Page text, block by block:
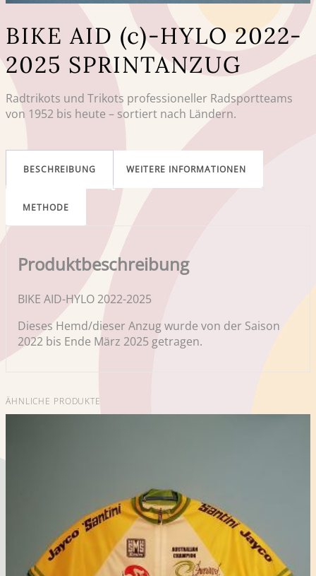
BIKE AID (c)-HYLO 2022-
2025 SPRINTANZUG
Radtrikots und Trikots professioneller Radsportteams
von 1952 bis heute – sortiert nach Ländern.
BESCHREIBUNG WEITERE INFORMATIONEN
METHODE
Produktbeschreibung
BIKE AID-HYLO 2022-2025
Dieses Hemd/dieser Anzug wurde von der Saison
2022 bis Ende März 2025 getragen.
ÄHNLICHE PRODUKTE